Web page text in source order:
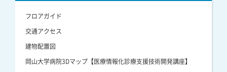
フロアガイド
交通アクセス
建物配置図
岡山大学病院3Dマップ【医療情報化診療支援技術開発講座】